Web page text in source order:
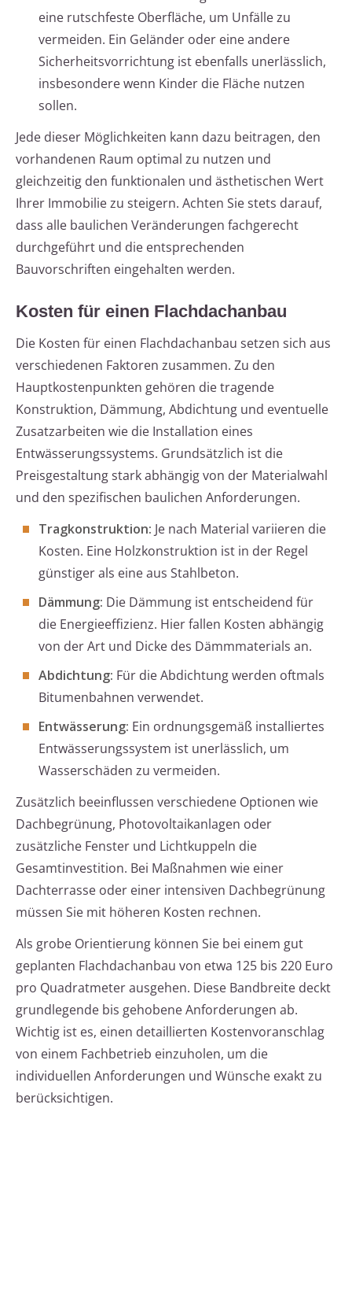
eine rutschfeste Oberfläche, um Unfälle zu
vermeiden. Ein Geländer oder eine andere
Sicherheitsvorrichtung ist ebenfalls unerlässlich,
insbesondere wenn Kinder die Fläche nutzen
sollen.
Jede dieser Möglichkeiten kann dazu beitragen, den
vorhandenen Raum optimal zu nutzen und
gleichzeitig den funktionalen und ästhetischen Wert
Ihrer Immobilie zu steigern. Achten Sie stets darauf,
dass alle baulichen Veränderungen fachgerecht
durchgeführt und die entsprechenden
Bauvorschriften eingehalten werden.
Kosten für einen Flachdachanbau
Die Kosten für einen Flachdachanbau setzen sich aus
verschiedenen Faktoren zusammen. Zu den
Hauptkostenpunkten gehören die tragende
Konstruktion, Dämmung, Abdichtung und eventuelle
Zusatzarbeiten wie die Installation eines
Entwässerungssystems. Grundsätzlich ist die
Preisgestaltung stark abhängig von der Materialwahl
und den spezifischen baulichen Anforderungen.
Tragkonstruktion: Je nach Material variieren die
Kosten. Eine Holzkonstruktion ist in der Regel
günstiger als eine aus Stahlbeton.
Dämmung: Die Dämmung ist entscheidend für
die Energieeffizienz. Hier fallen Kosten abhängig
von der Art und Dicke des Dämmmaterials an.
Abdichtung: Für die Abdichtung werden oftmals
Bitumenbahnen verwendet.
Entwässerung: Ein ordnungsgemäß installiertes
Entwässerungssystem ist unerlässlich, um
Wasserschäden zu vermeiden.
Zusätzlich beeinflussen verschiedene Optionen wie
Dachbegrünung, Photovoltaikanlagen oder
zusätzliche Fenster und Lichtkuppeln die
Gesamtinvestition. Bei Maßnahmen wie einer
Dachterrasse oder einer intensiven Dachbegrünung
müssen Sie mit höheren Kosten rechnen.
Als grobe Orientierung können Sie bei einem gut
geplanten Flachdachanbau von etwa 125 bis 220 Euro
pro Quadratmeter ausgehen. Diese Bandbreite deckt
grundlegende bis gehobene Anforderungen ab.
Wichtig ist es, einen detaillierten Kostenvoranschlag
von einem Fachbetrieb einzuholen, um die
individuellen Anforderungen und Wünsche exakt zu
berücksichtigen.